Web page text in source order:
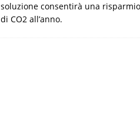
soluzione consentirà una
di CO2 all’anno.